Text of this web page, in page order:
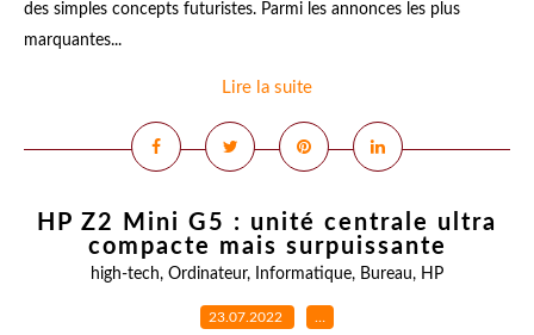
des simples concepts futuristes. Parmi les annonces les plus
marquantes...
Lire la suite
HP Z2 Mini G5 : unité centrale ultra
compacte mais surpuissante
high-tech, Ordinateur, Informatique, Bureau, HP
23.07.2022 …